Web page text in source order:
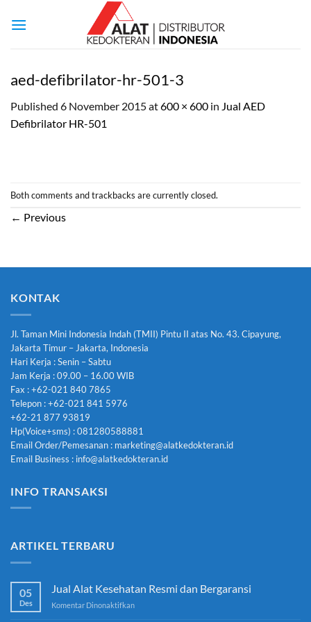
aed-defibrilator-hr-501-3
Published 6 November 2015at600 × 600 in Jual AED
Defibrilator HR-501
Both comments and trackbacks are currently closed.
← Previous
KONTAK
Jl. Taman Mini Indonesia Indah (TMII) Pintu II atas No. 43. Cipayung,
Jakarta Timur – Jakarta, Indonesia
Hari Kerja : Senin – Sabtu
Jam Kerja : 09.00 – 16.00 WIB
Fax : +62-021 840 7865
Telepon : +62-021 841 5976
+62-21 877 93819
Hp(Voice+sms) : 081280588881
Email Order/Pemesanan : marketing@alatkedokteran.id
Email Business : info@alatkedokteran.id
INFO TRANSAKSI
ARTIKEL TERBARU
05
Des
Jual Alat Kesehatan Resmi dan Bergaransi
Komentar Dinonaktifkanpada